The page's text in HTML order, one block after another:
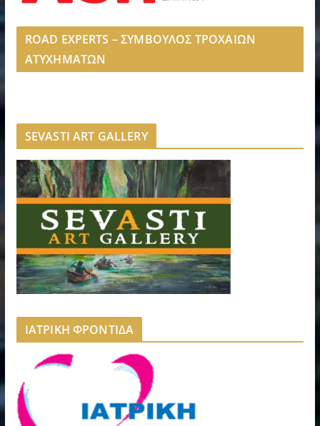
ROAD EXPERTS – ΣΥΜΒΟΥΛΟΣ ΤΡΟΧΑΙΩΝ
ΑΤΥΧΗΜΑΤΩΝ
SEVASTI ART GALLERY
ΙΑΤΡΙΚΗ ΦΡΟΝΤΙΔΑ